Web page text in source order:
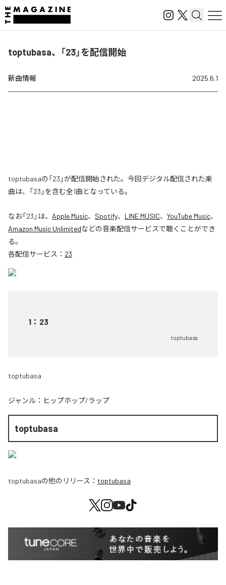
toptubasa、「23」を配信開始
新曲情報 2025.6.1
toptubasaの「23」が配信開始された。今回デジタル配信された楽
曲は、「23」を含む全1曲となっている。
なお「23 」は、 Apple Music、 Spotify、 LINE MUSIC、 YouTube Music、
Amazon Music Unlimitedなどの音楽配信サービスで聴くことができ
る。
各配信サービス： 23
1 ： 23
toptubasa
toptubasa
ジャンル： ヒップホップ/ラップ
toptubasa
toptubasaの他のリリース： toptubasa